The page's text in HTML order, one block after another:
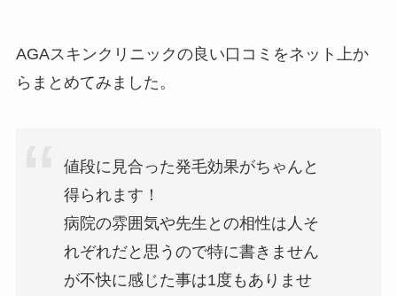
AGAスキンクリニックの良い口コミをネット上か
らまとめてみました。
値段に見合った発毛効果がちゃんと
得られます！
病院の雰囲気や先生との相性は人そ
れぞれだと思うので特に書きません
が不快に感じた事は1度もありませ